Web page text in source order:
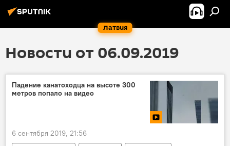
Латвия
Новости от 06.09.2019
Падение канатоходца на высоте 300
метров попало на видео
6 сентября 2019, 21:56